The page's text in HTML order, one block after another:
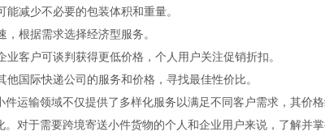
能减少不必要的包装体积和重量。
，根据需求选择经济型服务。
业客户可谈判获得更低价格，个人用户关注促销折扣。
他国际快递公司的服务和价格，寻找最佳性价比。
运输领域不仅提供了多样化服务以满足不同客户需求，其价
对于需要跨境寄送小件货物的个人和企业用户来说，了解并